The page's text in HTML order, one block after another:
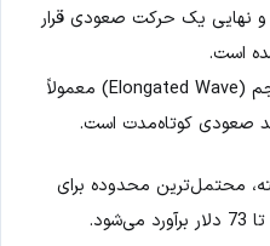
نهایی یک حرکت صعودی قرار
است.
کشیده شدن بیش از حد موج پنجم (Elongated Wave) معمولاً
صعودی کوتاه‌مدت است.
محتمل‌ترین محدوده برای